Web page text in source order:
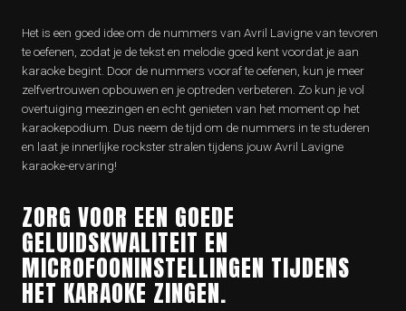
Het is een goed idee om de nummers van Avril Lavigne van tevoren
te oefenen, zodat je de tekst en melodie goed kent voordat je aan
karaoke begint. Door de nummers vooraf te oefenen, kun je meer
zelfvertrouwen opbouwen en je optreden verbeteren. Zo kun je vol
overtuiging meezingen en echt genieten van het moment op het
karaokepodium. Dus neem de tijd om de nummers in te studeren
en laat je innerlijke rockster stralen tijdens jouw Avril Lavigne
karaoke-ervaring!
ZORG VOOR EEN GOEDE
GELUIDSKWALITEIT EN
MICROFOONINSTELLINGEN TIJDENS
HET KARAOKE ZINGEN.